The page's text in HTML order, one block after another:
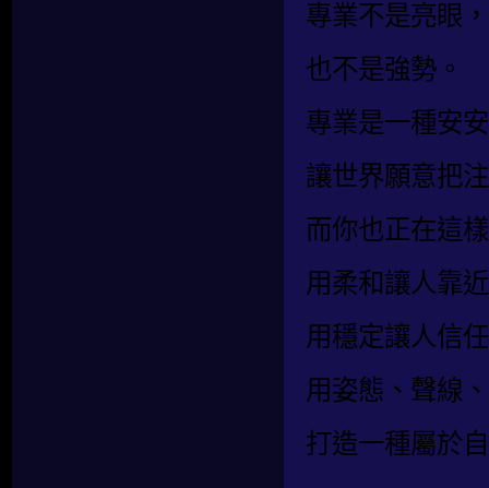
專業不是亮眼，
也不是強勢。
專業是一種安
讓世界願意把
而你也正在這
用柔和讓人靠
用穩定讓人信
用姿態、聲線
打造一種屬於